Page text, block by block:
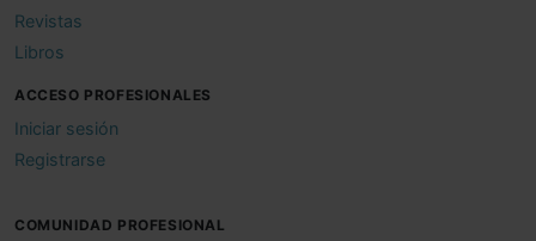
Revistas
Libros
ACCESO PROFESIONALES
Iniciar sesión
Registrarse
COMUNIDAD PROFESIONAL